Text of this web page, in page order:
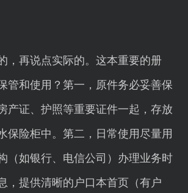
，再说点实际的。这本重要的册
管和使用？第一，原件务必妥善保
产证、护照等重要证件一起，存放
保险柜中。第二，日常使用尽量用
（如银行、电信公司）办理业务时
，提供清晰的户口本首页（有户